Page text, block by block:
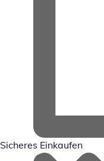
Sicheres Einkaufen